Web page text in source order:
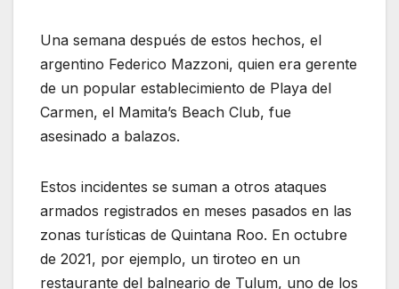
Una semana después de estos hechos, el
argentino Federico Mazzoni, quien era gerente
de un popular establecimiento de Playa del
Carmen, el Mamita’s Beach Club, fue
asesinado a balazos.
Estos incidentes se suman a otros ataques
armados registrados en meses pasados en las
zonas turísticas de Quintana Roo. En octubre
de 2021, por ejemplo, un tiroteo en un
restaurante del balneario de Tulum, uno de los